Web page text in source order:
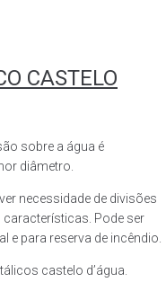
CASTELO
sobre a água é
diâmetro.
necessidade de divisões
Pode ser
e para reserva de incêndio.
castelo d’água.